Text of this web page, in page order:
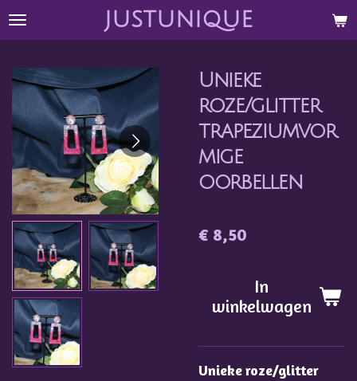
Ga
direct
de
hoofdinhoud
justunique
Unieke
roze/glitter
trapeziumvor
mige
oorbellen
€ 8,50
In
winkelwagen
Unieke roze/glitter